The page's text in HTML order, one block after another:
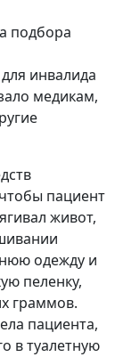
инвалида
медикам,
пациент
живот,
одежду и
пеленку,
граммов.
пациента,
в туалетную